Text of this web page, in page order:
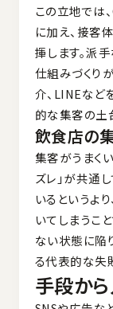
この立地では
に加え、接客
揮します。派
仕組みづくり
介、LINEなど
的な集客の土
飲食店の
集客がうまく
ズレ」が共通
いるというよ
いてしまうこ
ない状態に陥
る代表的な失
手段から